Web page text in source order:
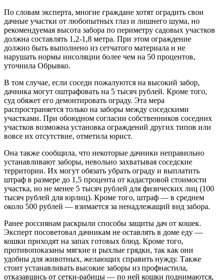
По словам эксперта, многие граждане хотят оградить свои
дачные участки от любопытных глаз и лишнего шума, но
рекомендуемая высота забора по периметру садовых участков
должна составлять 1,2-1,8 метра. При этом ограждение
должно быть выполнено из сетчатого материала и не
нарушать нормы инсоляции более чем на 50 процентов,
уточнила Обрывко.
В том случае, если соседи пожалуются на высокий забор,
дачника могут оштрафовать на 5 тысяч рублей. Кроме того,
суд обяжет его демонтировать ограду. Эта мера
распространяется только на заборы между соседскими
участками. При обоюдном согласии собственников соседних
участков возможна установка ограждений других типов или
вовсе их отсутствие, отметила юрист.
Она также сообщила, что некоторые дачники неправильно
устанавливают заборы, невольно захватывая соседские
территории. Их могут обязать убрать ограду и выплатить
штраф в размере до 1,5 процента от кадастровой стоимости
участка, но не менее 5 тысяч рублей для физических лиц (100
тысяч рублей для юрлиц). Кроме того, штраф — в среднем
около 500 рублей — взимается за ненадлежащий вид забора.
Ранее россиянам раскрыли способы защиты дач от кошек.
Эксперт посоветовал дачникам не оставлять в доме еду —
кошки приходят на запах готовых блюд. Кроме того,
противопоказаны мягкие и рыхлые грядки, так как они
удобны для животных, желающих справить нужду. Также
стоит устанавливать высокие заборы из профнастила,
отказавшись от сетки-рабицы — по ней кошки поднимаются,